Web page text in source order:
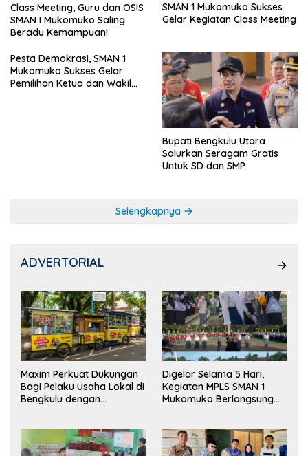
Class Meeting, Guru dan OSIS
SMAN I Mukomuko Saling
Beradu Kemampuan!
SMAN 1 Mukomuko Sukses
Gelar Kegiatan Class Meeting
Pesta Demokrasi, SMAN 1
Mukomuko Sukses Gelar
Pemilihan Ketua dan Wakil
Bupati Bengkulu Utara
Salurkan Seragam Gratis
Untuk SD dan SMP
Selengkapnya
ADVERTORIAL
Maxim Perkuat Dukungan
Bagi Pelaku Usaha Lokal di
Bengkulu dengan
Pasar
Digelar Selama 5 Hari,
Kegiatan MPLS SMAN 1
Mukomuko Berlangsung